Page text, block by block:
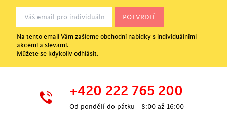
Na tento email Vám zašleme obchodní nabídky s individuálními
akcemi a slevami.
Můžete se kdykoliv odhlásit.
+420 222 765 200
Od pondělí do pátku - 8:00 až 16:00